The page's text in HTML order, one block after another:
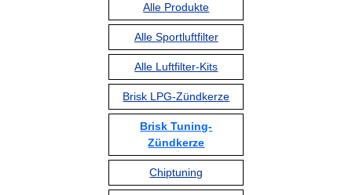
Alle Produkte
Alle Sportluftfilter
Alle Luftfilter-Kits
Brisk LPG-Zündkerze
Brisk Tuning-
Zündkerze
Chiptuning